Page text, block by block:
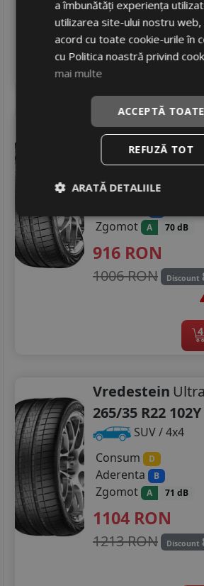
1295 RON Discount
Vredestein
265/35 R22 102Y
Turisme
Consum E
Zgomot A 70 dB
916 RON
1006 RON Discount
4
Vredestein
265/35 R22 102Y
SUV / 4x4
Consum
D
Aderenta B
Zgomot A 71 dB
1104 RON
1213 RON Discount
a îmbunătăți experiența
utilizarea site-ului nostru
acord cu toate cookie-urile în
cu Politica noastră privind
mai multe
ACCEPTĂ TOATE
REFUZĂ TOT
ARATĂ DETALIILE